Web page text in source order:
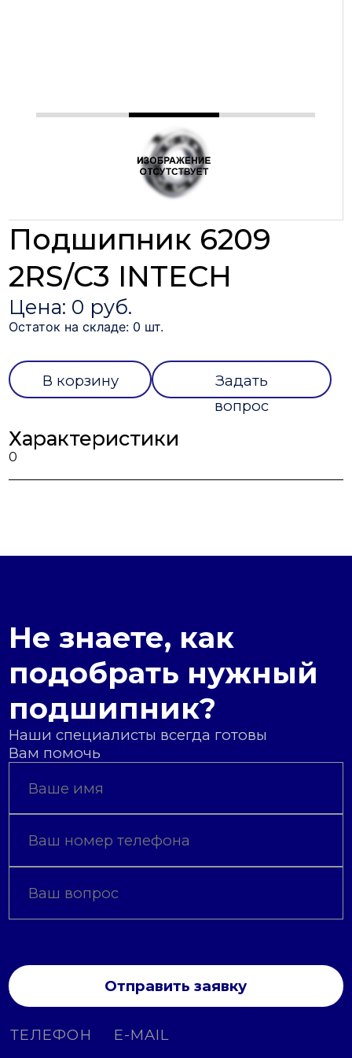
Подшипник 6209
2RS/C3 INTECH
Цена: 0 руб.
Остаток на складе: 0 шт.
В корзину
Задать
вопрос
Характеристики
0
Не знаете, как
подобрать нужный
подшипник?
Наши специалисты всегда готовы
Вам помочь
Отправить заявку
ТЕЛЕФОН E-MAIL